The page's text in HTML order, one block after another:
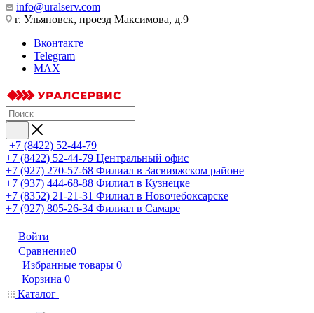
info@uralserv.com
г. Ульяновск, проезд Максимова, д.9
Вконтакте
Telegram
MAX
+7 (8422) 52-44-79
+7 (8422) 52-44-79 Центральный офис
+7 (927) 270-57-68 Филиал в Засвияжском районе
+7 (937) 444-68-88 Филиал в Кузнецке
+7 (8352) 21-21-31 Филиал в Новочебоксарске
+7 (927) 805-26-34 Филиал в Самаре
Войти
Сравнение0
Избранные товары 0
Корзина 0
Каталог